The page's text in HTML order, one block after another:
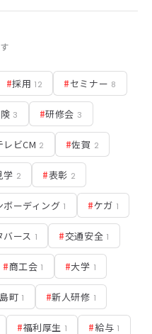
#採用 12 #セミナー 8
3 #研修会 3
レビCM 2 #佐賀 2
学 2 #表彰 2
ボーディング 1 #ケガ 1
バース 1 #交通安全 1
#商工会 1 #大学 1
町 1 #新人研修 1
#福利厚生 1 #給与 1